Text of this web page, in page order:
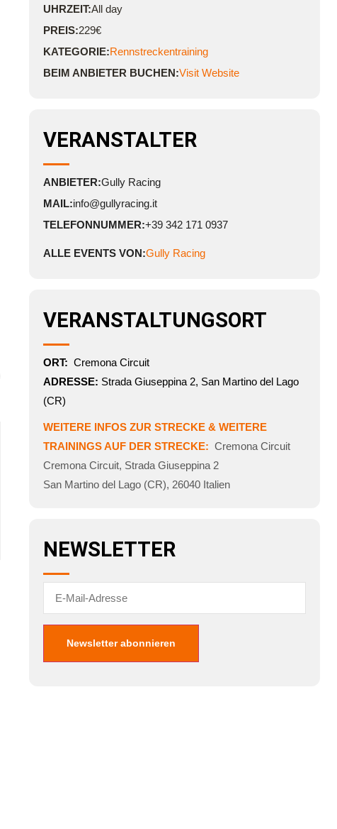
UHRZEIT:All day
PREIS:229€
KATEGORIE:Rennstreckentraining
BEIM ANBIETER BUCHEN:Visit Website
VERANSTALTER
ANBIETER:Gully Racing
MAIL:info@gullyracing.it
TELEFONNUMMER:+39 342 171 0937
ALLE EVENTS VON:Gully Racing
VERANSTALTUNGSORT
ORT: Cremona Circuit
ADRESSE: Strada Giuseppina 2, San Martino del Lago
(CR)
WEITERE INFOS ZUR STRECKE & WEITERE
TRAININGS AUF DER STRECKE: Cremona Circuit
Cremona Circuit, Strada Giuseppina 2
San Martino del Lago (CR), 26040 Italien
NEWSLETTER